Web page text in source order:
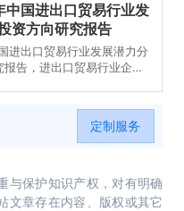
国进出口贸易行业发
资方向研究报告
进出口贸易行业发展潜力分
告，进出口贸易行业企业
营销分析，2020-2025年中
展战略及规划建议。
定制服务
与保护知识产权，对有明确
文章存在内容、版权或其它